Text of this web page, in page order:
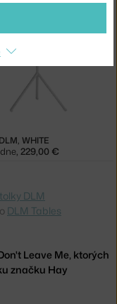
Leave Me, ktorých
značku Hay
WHITE
, 229,00 €
DLM
DLM Tables